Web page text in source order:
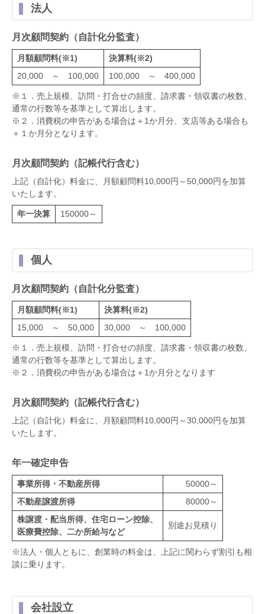
法人
月次顧問契約（自計化分監査）
月額顧問料(※1)
決算料(※2)
20,000 ～ 100,000
100,000 ～ 400,000
※１．売上規模、訪問・打合せの頻度、請求書・領収書の枚数、
通常の行数等を基準として算出します。
※２．消費税の申告がある場合は＋1か月分、支店等ある場合も
＋１か月分となります。
月次顧問契約（記帳代行含む）
上記（自計化）料金に、月額顧問料10,000円～50,000円を加算
いたします。
年一決算 150000～
個人
月次顧問契約（自計化分監査）
月額顧問料(※1)
決算料(※2)
15,000 ～ 50,000
30,000 ～ 100,000
※１．売上規模、訪問・打合せの頻度、請求書・領収書の枚数、
通常の行数等を基準として算出します。
※２．消費税の申告がある場合は＋1か月分となります
月次顧問契約（記帳代行含む）
上記（自計化）料金に、月額顧問料10,000円～30,000円を加算
いたします。
年一確定申告
事業所得・不動産所得
50000～
不動産譲渡所得
80000～
株譲渡・配当所得、住宅ローン控除、
医療費控除、二か所給与など
別途お見積り
※法人・個人ともに、創業時の料金は、上記に関わらず割引も相
談に乗ります。
会社設立